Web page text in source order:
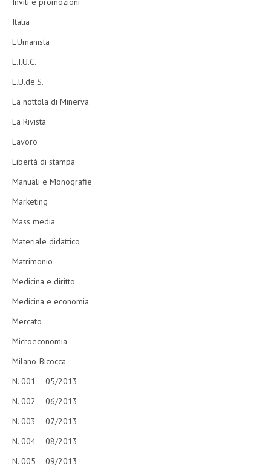
Italia
L'Umanista
L.I.U.C.
L.U.de.S.
La nottola di Minerva
La Rivista
Lavoro
Libertà di stampa
Manuali e Monografie
Marketing
Mass media
Materiale didattico
Matrimonio
Medicina e diritto
Medicina e economia
Mercato
Microeconomia
Milano-Bicocca
N. 001 – 05/2013
N. 002 – 06/2013
N. 003 – 07/2013
N. 004 – 08/2013
N. 005 – 09/2013